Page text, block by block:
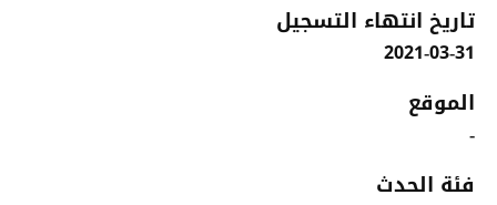
تاريخ انتهاء التسجيل
2021-03-31
الموقع
-
فئة الحدث